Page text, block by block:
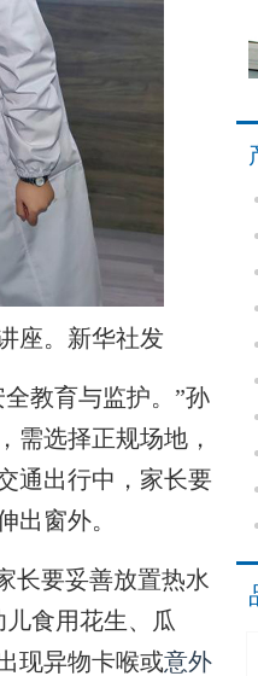
座。新华社发
教育与监护。”孙
需选择正规场地，
通出行中，家长要
出窗外。
长要妥善放置热水
食用花生、瓜
现异物卡喉或意外